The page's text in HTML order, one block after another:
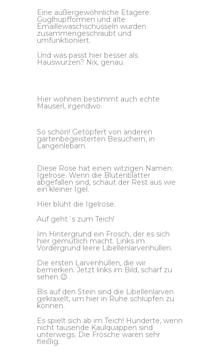
Eine außergewöhnliche Etagere.
Guglhupfformen und alte
Emaillewaschschüsseln wurden
zusammengeschraubt und
umfunktioniert.
Und was passt hier besser als
Hauswurzen? Nix, genau.
Hier wohnen bestimmt auch echte
Mauserl, irgendwo.
So schön! Getöpfert von anderen
gartenbegeisterten Besuchern, in
Langenlebarn.
Diese Rose hat einen witzigen Namen:
Igelrose. Wenn die Blütenblätter
abgefallen sind, schaut der Rest aus wie
ein kleiner Igel.
Hier blüht die Igelrose.
Auf geht´s zum Teich!
Im Hintergrund ein Frosch, der es sich
hier gemütlich macht. Links im
Vordergrund leere Libellenlarvenhüllen.
Die ersten Larvenhüllen, die wir
bemerken. Jetzt links im Bild, scharf zu
sehen 😉
Bis auf den Stein sind die Libellenlarven
gekraxelt, um hier in Ruhe schlüpfen zu
können.
Es spielt sich ab im Teich! Hunderte, wenn
nicht tausende Kaulquappen sind
unterwegs. Die Frösche waren sehr
fleißig.